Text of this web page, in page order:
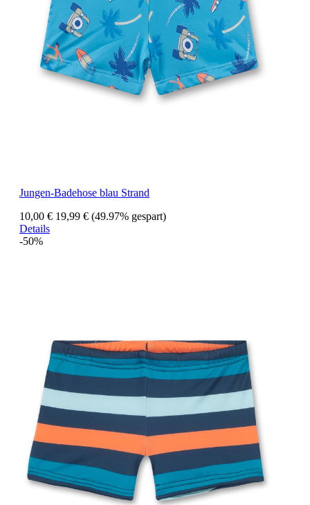
Jungen-Badehose blau Strand
10,00 € 19,99 € (49.97% gespart)
Details
-50%